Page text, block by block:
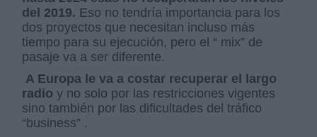
del 2019. Eso no tendría importancia para los
dos proyectos que necesitan incluso más
tiempo para su ejecución, pero el “ mix” de
pasaje va a ser diferente.
A Europa le va a costar recuperar el largo
radio y no solo por las restricciones vigentes
sino también por las dificultades del tráfico
“business” .